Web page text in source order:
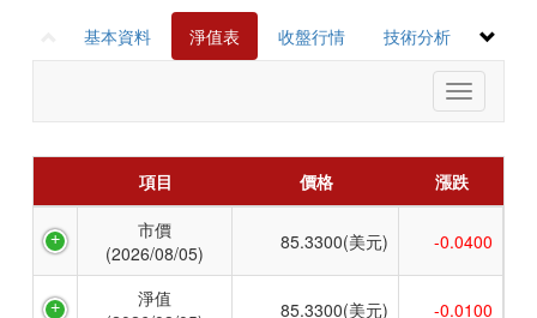
歷史交易紀錄
已實現損益
配息紀錄